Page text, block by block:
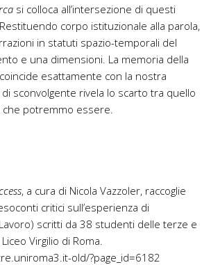
si colloca all’intersezione di questi
corpo istituzionale alla parola,
in statuti spazio-temporali del
e una dimensioni. La memoria della
esattamente con la nostra
sconvolgente rivela lo scarto tra quello
che potremmo essere.
, a cura di Nicola Vazzoler, raccoglie
critici sull’esperienza di
scritti da 38 studenti delle terze e
Virgilio di Roma.
old/?page_id=6182